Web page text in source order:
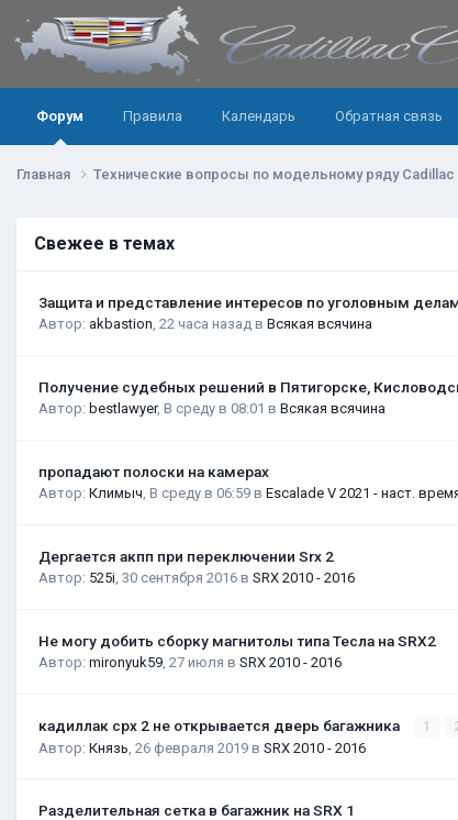
Форум Правила Календарь Обратная связь
Главная Технические вопросы по модельному ряду Cadillac
Свежее в темах
Защита и представление интересов по уголовным
Автор: akbastion 22 часа назад в Всякая всячина
Получение судебных решений в Пятигорске,
Автор: bestlawyer, В среду в 08:01 в Всякая всячина
пропадают полоски на камерах
Автор: Климыч В среду в 06:59 в Escalade V 2021 - наст.
Дергается акпп при переключении Srx 2
Автор: 525i 30 сентября 2016 в SRX 2010 - 2016
Не могу добить сборку магнитолы типа Тесла на SRX2
Автор: mironyuk59 27 июля в SRX 2010 - 2016
кадиллак срх 2 не открывается дверь багажника 1
Автор: Князь 26 февраля 2019 в SRX 2010 - 2016
Разделительная сетка в багажник на SRX 1